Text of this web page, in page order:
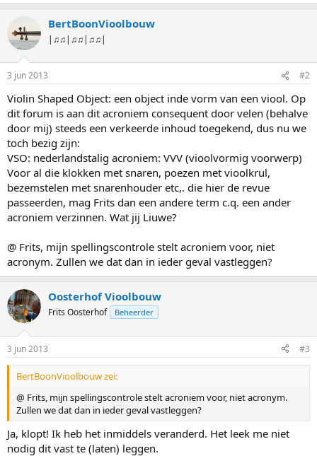
BertBoonVioolbouw
|♫♫|♫♫|♫♫|
3 jun 2013 #2
Violin Shaped Object: een object inde vorm van een viool. Op
dit forum is aan dit acroniem consequent door velen (behalve
door mij) steeds een verkeerde inhoud toegekend, dus nu we
toch bezig zijn:
VSO: nederlandstalig acroniem: VVV (vioolvormig voorwerp)
Voor al die klokken met snaren, poezen met vioolkrul,
bezemstelen met snarenhouder etc,. die hier de revue
passeerden, mag Frits dan een andere term c.q. een ander
acroniem verzinnen. Wat jij Liuwe?
@ Frits, mijn spellingscontrole stelt acroniem voor, niet
acronym. Zullen we dat dan in ieder geval vastleggen?
Oosterhof Vioolbouw
Frits Oosterhof Beheerder
3 jun 2013 #3
BertBoonVioolbouw zei:
@ Frits, mijn spellingscontrole stelt acroniem voor, niet acronym.
Zullen we dat dan in ieder geval vastleggen?
Ja, klopt! Ik heb het inmiddels veranderd. Het leek me niet
nodig dit vast te (laten) leggen.